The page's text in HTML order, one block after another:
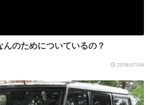
のためについているの？
2019/07/04